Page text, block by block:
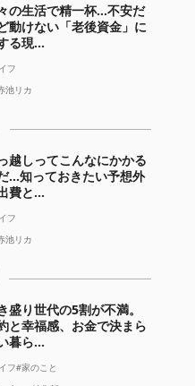
の生活で精一杯…不安だ
動けない「老後資金」に
る現...
フ
池リカ
越しってこんなにかかる
…知っておきたい予想外
費と...
フ
池リカ
盛り世代の5割が不満。
と幸福感、お金で決まら
暮ら...
フ#家のこと